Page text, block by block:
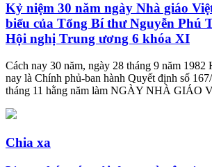
Kỷ niệm 30 năm ngày Nhà giáo
biểu của Tổng Bí thư Nguyễn Phú
Hội nghị Trung ương 6 khóa XI
Cách nay 30 năm, ngày 28 tháng 9 năm
nay là Chính phủ-ban hành Quyết định số
tháng 11 hằng năm làm NGÀY NHÀ GIÁO
Chia xa